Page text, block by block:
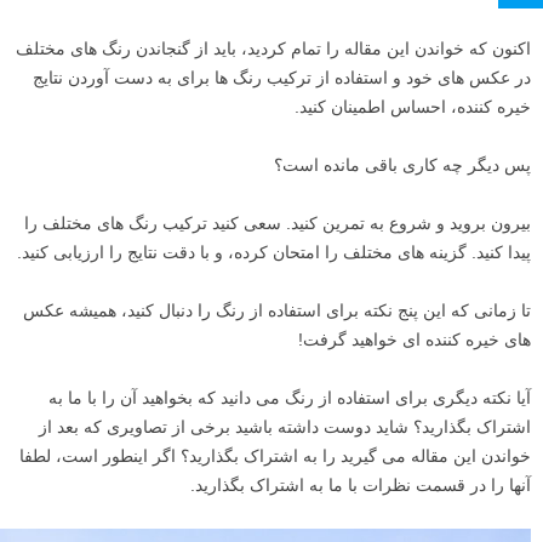
اکنون که خواندن این مقاله را تمام کردید، باید از گنجاندن رنگ های مختلف
در عکس های خود و استفاده از ترکیب رنگ ها برای به دست آوردن نتایج
خیره کننده، احساس اطمینان کنید.
پس دیگر چه کاری باقی مانده است؟
بیرون بروید و شروع به تمرین کنید. سعی کنید ترکیب رنگ های مختلف را
پیدا کنید. گزینه های مختلف را امتحان کرده، و با دقت نتایج را ارزیابی کنید.
تا زمانی که این پنج نکته برای استفاده از رنگ را دنبال کنید، همیشه عکس
های خیره کننده ای خواهید گرفت!
آیا نکته دیگری برای استفاده از رنگ می دانید که بخواهید آن را با ما به
اشتراک بگذارید؟ شاید دوست داشته باشید برخی از تصاویری که بعد از
خواندن این مقاله می گیرید را به اشتراک بگذارید؟ اگر اینطور است، لطفا
آنها را در قسمت نظرات با ما به اشتراک بگذارید.